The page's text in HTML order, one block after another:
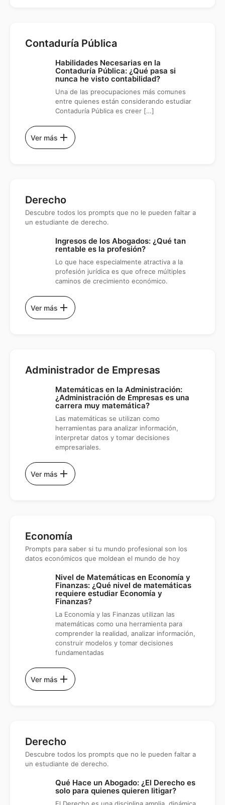
Contaduría Pública
Habilidades Necesarias en la
Contaduría Pública: ¿Qué pasa si
nunca he visto contabilidad?
Una de las preocupaciones más comunes
entre quienes están considerando estudiar
Contaduría Pública es creer […]
Ver más add
Derecho
Descubre todos los prompts que no le pueden faltar a
un estudiante de derecho.
Ingresos de los Abogados: ¿Qué tan
rentable es la profesión?
Lo que hace especialmente atractiva a la
profesión jurídica es que ofrece múltiples
caminos de crecimiento económico.
Ver más add
Administrador de Empresas
Matemáticas en la Administración:
¿Administración de Empresas es una
carrera muy matemática?
Las matemáticas se utilizan como
herramientas para analizar información,
interpretar datos y tomar decisiones
empresariales.
Ver más add
Economía
Prompts para saber si tu mundo profesional son los
datos económicos que moldean el mundo de hoy
Nivel de Matemáticas en Economía y
Finanzas: ¿Qué nivel de matemáticas
requiere estudiar Economía y
Finanzas?
La Economía y las Finanzas utilizan las
matemáticas como una herramienta para
comprender la realidad, analizar información,
construir modelos y tomar decisiones
fundamentadas
Ver más add
Derecho
Descubre todos los prompts que no le pueden faltar a
un estudiante de derecho.
Qué Hace un Abogado: ¿El Derecho es
solo para quienes quieren litigar?